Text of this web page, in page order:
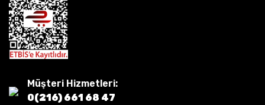
Müşteri Hizmetleri:
0(216) 661 68 47